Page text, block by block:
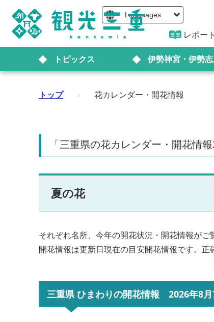
Languages
レポー
トピックス 伊勢神宮・伊勢
トップ › 花カレンダー・開花情報
「三重県の花カレンダー・開花情
夏の花
それぞれ名所、今年の開花状況・開花情報が
開花情報は更新日現在の目安開花情報です。正
三重県 ひまわりの開花情報 2026年8月